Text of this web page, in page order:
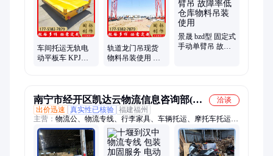
车间托运无轨电
动平板车 KPJ型
轨道龙门吊现货
物料吊装使用 低
景晟 bzd型 固定式
手动单臂吊 故障
南宁市经开区凯达云物流信息咨询部(个
体工商户)
洽谈
出价迅速
真实性已核验 福建福州
主营： 物流公、物流专线、行李家具、车辆托运、摩托车托运、
物流运输